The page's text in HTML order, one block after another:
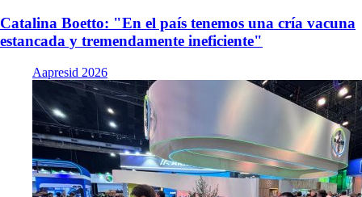
Catalina Boetto: "En el país tenemos una cría vacuna
estancada y tremendamente ineficiente"
Aapresid 2026